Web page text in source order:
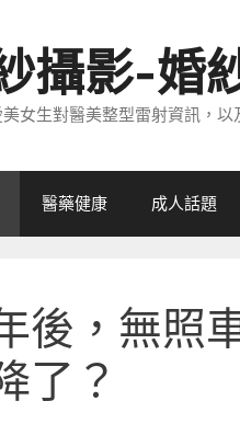
攝影-婚
女生對醫美整型雷射資訊，
醫藥健康 成人話題
後，無
了？